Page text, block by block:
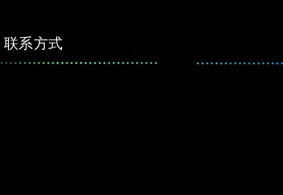
联系方式